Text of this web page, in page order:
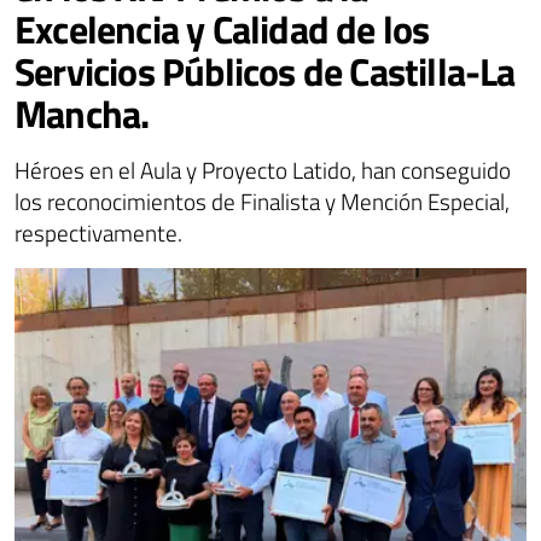
Excelencia y Calidad de los
Servicios Públicos de Castilla-La
Mancha.
Héroes en el Aula y Proyecto Latido, han conseguido
los reconocimientos de Finalista y Mención Especial,
respectivamente.